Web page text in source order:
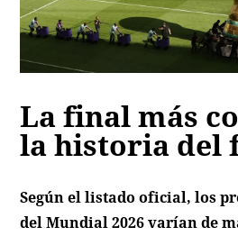
La final más
la historia del
Según el listado oficial, los
del Mundial 2026 varían de